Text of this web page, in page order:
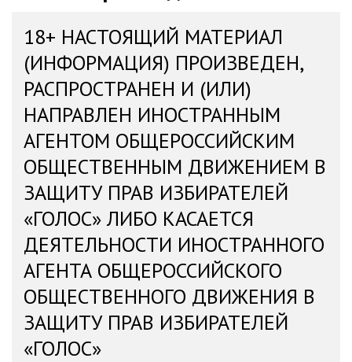
18+ НАСТОЯЩИЙ МАТЕРИАЛ
(ИНФОРМАЦИЯ) ПРОИЗВЕДЕН,
РАСПРОСТРАНЕН И (ИЛИ)
НАПРАВЛЕН ИНОСТРАННЫМ
АГЕНТОМ ОБЩЕРОССИЙСКИМ
ОБЩЕСТВЕННЫМ ДВИЖЕНИЕМ В
ЗАЩИТУ ПРАВ ИЗБИРАТЕЛЕЙ
«ГОЛОС» ЛИБО КАСАЕТСЯ
ДЕЯТЕЛЬНОСТИ ИНОСТРАННОГО
АГЕНТА ОБЩЕРОССИЙСКОГО
ОБЩЕСТВЕННОГО ДВИЖЕНИЯ В
ЗАЩИТУ ПРАВ ИЗБИРАТЕЛЕЙ
«ГОЛОС»